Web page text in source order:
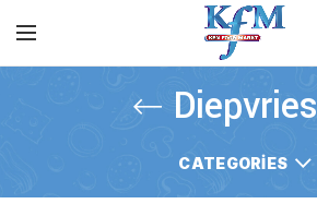
Diepvries
CATEGORIES